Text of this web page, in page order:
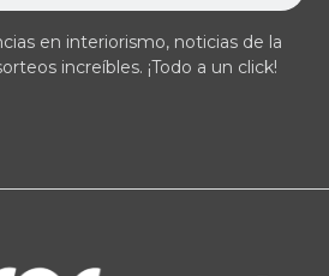
en interiorismo, noticias de la
increíbles. ¡Todo a un click!